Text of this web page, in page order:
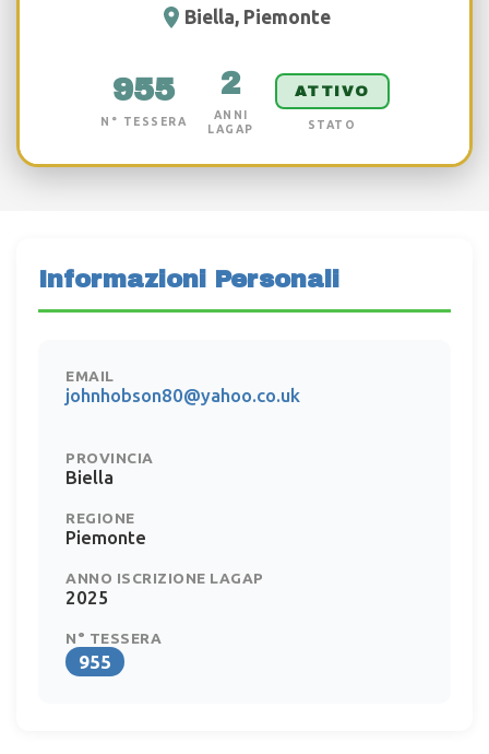
Biella, Piemonte
955
N° TESSERA
2
ANNI
LAGAP
ATTIVO
STATO
Informazioni Personali
EMAIL
johnhobson80@yahoo.co.uk
PROVINCIA
Biella
REGIONE
Piemonte
ANNO ISCRIZIONE LAGAP
2025
N° TESSERA
955